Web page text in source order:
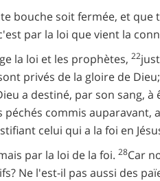
bouche soit fermée, et
par la loi que vient la
la loi et les prophètes, 22
privés de la gloire de Dieu;
a destiné, par son sang,
commis auparavant,
celui qui a la foi en
par la loi de la foi. 28Car
Ne l'est-il pas aussi des